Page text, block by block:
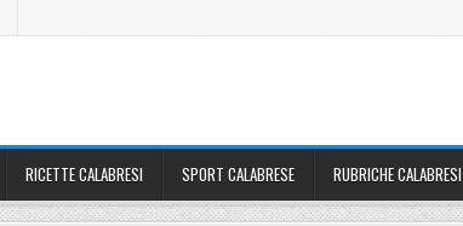
RICETTE CALABRESI SPORT CALABRESE RUBRICHE CALABRESI